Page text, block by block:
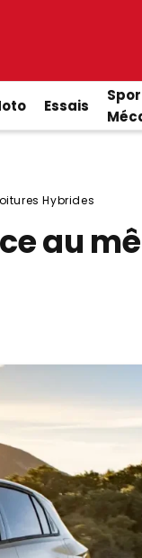
Essais
Hybrides
au